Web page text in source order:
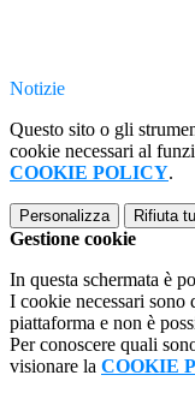
Notizie
Questo sito o gli
cookie necessari al
COOKIE POLICY.
Personalizza Rifiuta
Gestione cookie
In questa schermata è
I cookie necessari
piattaforma e non è
Per conoscere quali
visionare la COOKIE